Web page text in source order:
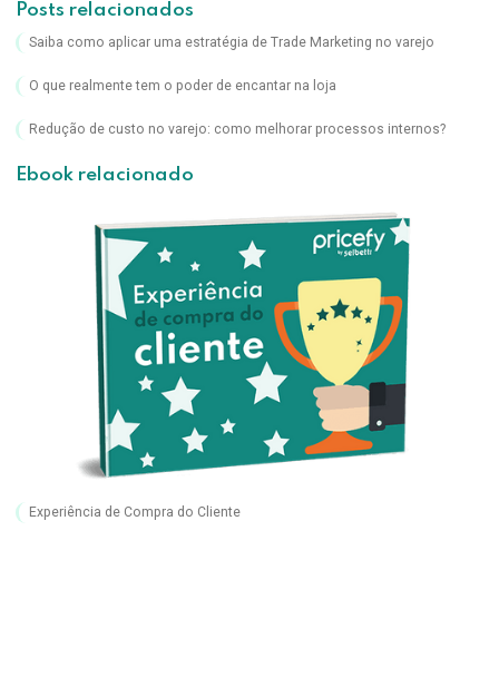
Posts relacionados
Saiba como aplicar uma estratégia de Trade Marketing no varejo
O que realmente tem o poder de encantar na loja
Redução de custo no varejo: como melhorar processos internos?
Ebook relacionado
Experiência de Compra do Cliente